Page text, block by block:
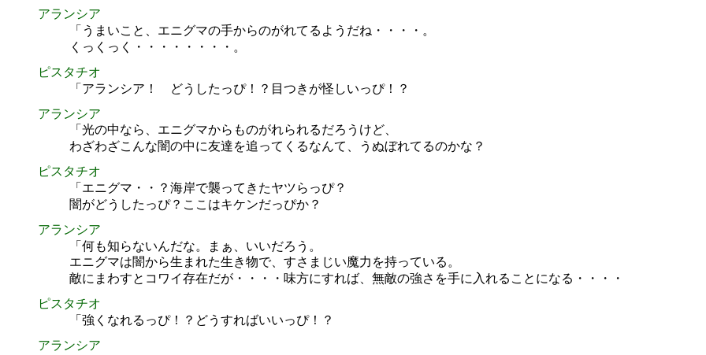
アランシア
「うまいこと、エニグマの手からのがれてるようだね・・・・。
くっくっく・・・・・・・・。
ピスタチオ
「アランシア！ どうしたっぴ！？目つきが怪しいっぴ！？
アランシア
「光の中なら、エニグマからものがれられるだろうけど、
わざわざこんな闇の中に友達を追ってくるなんて、うぬぼれてるのかな？
ピスタチオ
「エニグマ・・？海岸で襲ってきたヤツらっぴ？
闇がどうしたっぴ？ここはキケンだっぴか？
アランシア
「何も知らないんだな。まぁ、いいだろう。
エニグマは闇から生まれた生き物で、すさまじい魔力を持っている。
敵にまわすとコワイ存在だが・・・・味方にすれば、無敵の強さを手に入れることになる・・・・
ピスタチオ
「強くなれるっぴ！？どうすればいいっぴ！？
アランシア